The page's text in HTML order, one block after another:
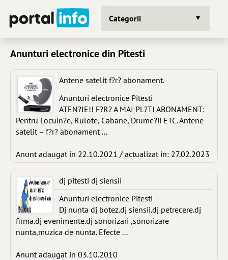
Categorii
Anunturi electronice din Pitesti
Antene satelit f?r? abonament.
Anunturi electronice Pitesti
ATEN?IE!! F?R? A MAI PL?TI ABONAMENT:
Pentru Locuin?e, Rulote, Cabane, Drume?ii ETC. Antene
satelit – f?r? abonament ...
Anunt adaugat in 22.10.2021 / actualizat in: 27.02.2023
dj pitesti dj siensii
Anunturi electronice Pitesti
Dj nunta dj botez.dj siensii.dj petrecere.dj
firma.dj evenimente.dj sonorizari ,sonorizare
nunta,muzica de nunta. Efecte ...
Anunt adaugat in 03.10.2010